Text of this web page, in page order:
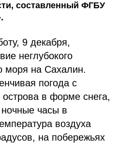
составленный ФГБУ
9 декабря,
неглубокого
моря на Сахалин.
погода с
в форме снега,
часы в
воздуха
на побережьях